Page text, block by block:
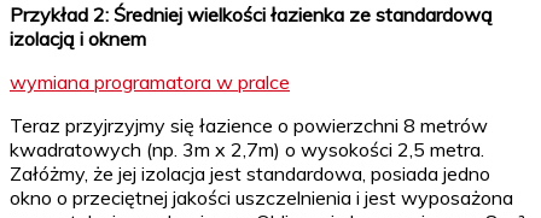
Przykład 2: Średniej wielkości łazienka ze standardową
izolacją i oknem
wymiana programatora w pralce
Teraz przyjrzyjmy się łazience o powierzchni 8 metrów
kwadratowych (np. 3m x 2,7m) o wysokości 2,5 metra.
Załóżmy, że jej izolacja jest standardowa, posiada jedno
okno o przeciętnej jakości uszczelnienia i jest wyposażona